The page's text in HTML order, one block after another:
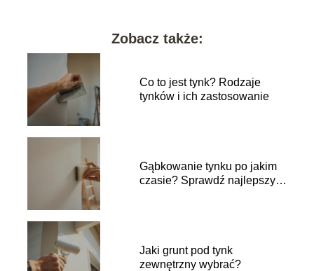
Zobacz także:
Co to jest tynk? Rodzaje
tynków i ich zastosowanie
Gąbkowanie tynku po jakim
czasie? Sprawdź najlepszy
Jaki grunt pod tynk
zewnętrzny wybrać?